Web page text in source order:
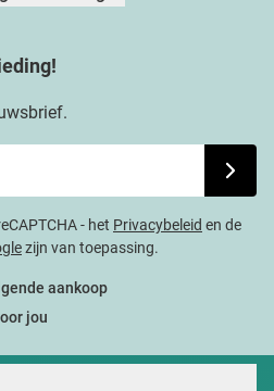
- het Privacybeleid en de
zijn van toepassing.
aankoop
jou